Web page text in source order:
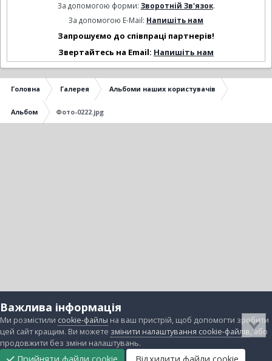
За допомогою форми: Зворотній Зв'язок.
За допомогою E-Mail: Напишіть нам
Запрошуємо до співпраці партнерів!
Звертайтесь на Email: Напишіть нам
Головна Галерея Альбоми наших користувачів
Альбом Фото-0222.jpg
Важлива інформація
Ми розмістили cookie-файлы на ваш пристрій, щоб допомогти зробити
цей сайт кращим. Ви можете змінити налаштування cookie-файлів, або
продовжити без зміни налаштувань.